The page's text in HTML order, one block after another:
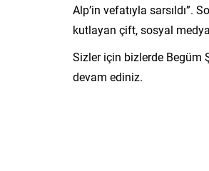
Alp’in vefatıyla sarsıldı”.
kutlayan çift, sosyal medya
Sizler için bizlerde Begüm
devam ediniz.